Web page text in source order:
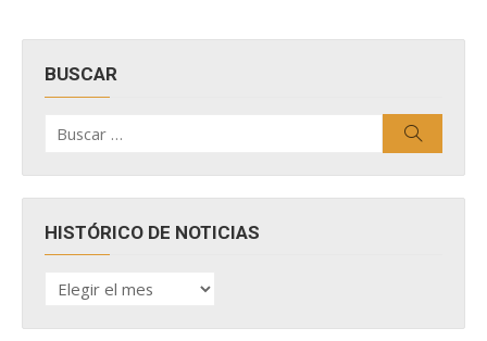
BUSCAR
por:
HISTÓRICO DE NOTICIAS
HISTÓRICO
DE